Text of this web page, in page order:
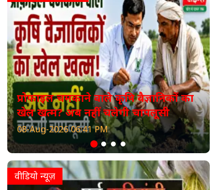
प्रोफाइल चमकाने वाले कृषि वैज्ञानिकों का
खेल खत्म? अब नहीं चलेगी चापलूसी
08-Aug-2026 06:41 PM
वीडियो न्यूज़